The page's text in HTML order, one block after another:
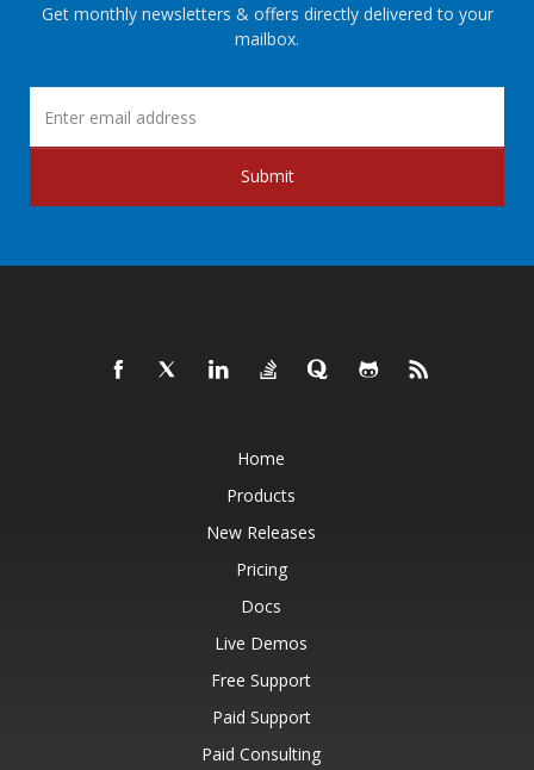
Get monthly newsletters & offers directly delivered to your
mailbox.
Submit
Home
Products
New Releases
Pricing
Docs
Live Demos
Free Support
Paid Support
Paid Consulting